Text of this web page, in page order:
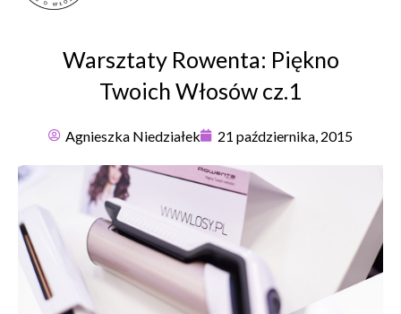
Warsztaty Rowenta: Piękno
Twoich Włosów cz.1
Agnieszka Niedziałek 21 października, 2015